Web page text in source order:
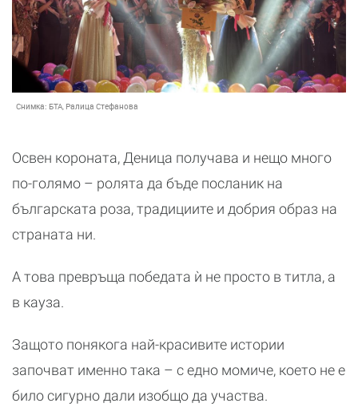
Снимка: БТА, Ралица Стефанова
Освен короната, Деница получава и нещо много
по-голямо – ролята да бъде посланик на
българската роза, традициите и добрия образ на
страната ни.
А това превръща победата ѝ не просто в титла, а
в кауза.
Защото понякога най-красивите истории
започват именно така – с едно момиче, което не е
било сигурно дали изобщо да участва.